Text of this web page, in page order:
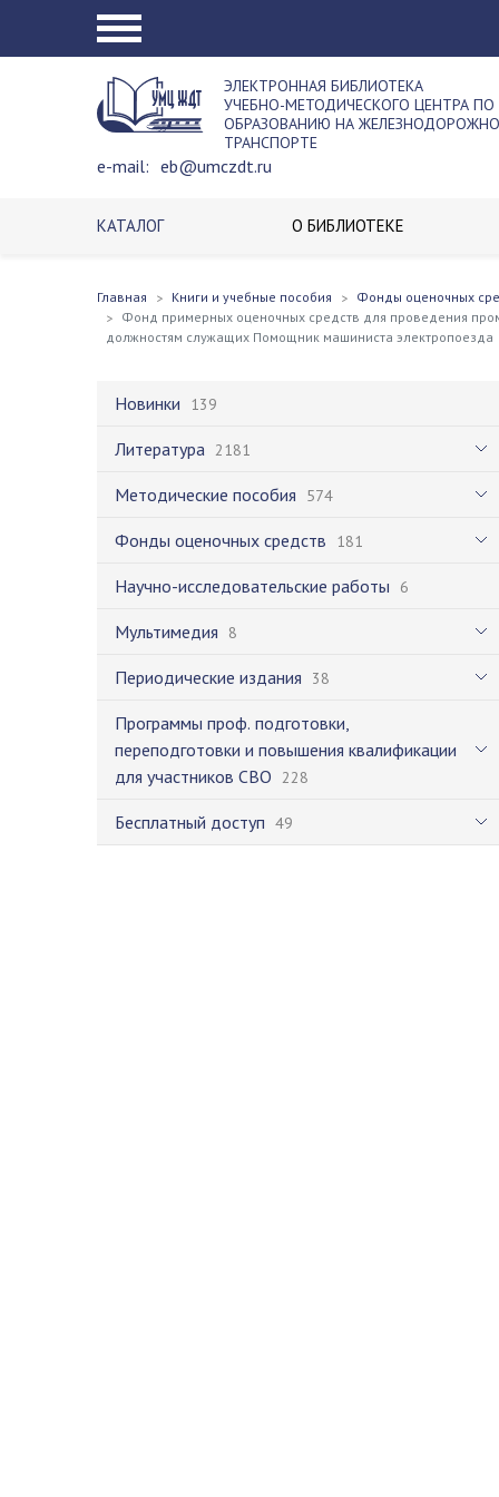
ЭЛЕКТРОННАЯ БИБЛИОТЕКА
УЧЕБНО-МЕТОДИЧЕСКОГО ЦЕНТРА ПО
ОБРАЗОВАНИЮ НА
ТРАНСПОРТЕ
e-mail: eb@umczdt.ru
КАТАЛОГ О БИБЛИОТЕКЕ
Главная Книги и учебные пособия Фонды оценочных
Фонд примерных оценочных средств для проведения
должностям служащих Помощник машиниста электропоезда
Новинки 139
Литература 2181
Методические пособия 574
Фонды оценочных средств 181
Научно-исследовательские работы 6
Мультимедия 8
Периодические издания 38
Программы проф. подготовки,
переподготовки и повышения квалификации
для участников СВО 228
Бесплатный доступ 49